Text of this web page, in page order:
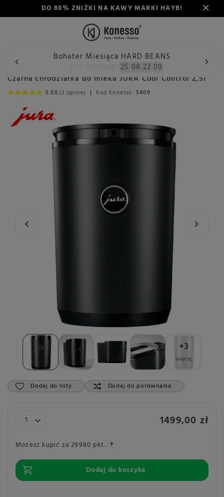
DO 80% ZNIŻKI NA KAWY MARKI HAYB!
Bohater Miesiąca HARD BEANS
25 08 22 09
Wstecz Konesso Konserwacja Akcesoria do ekspresów
+3
więcej
Czarna chłodziarka do mleka JURA Cool Control 2,5l
5.00 (3 opinie) Kod Konesso: 5409
Dodaj do listy Dodaj do porównania
1499,00 zł
Możesz kupić za29980 pkt.
Dodaj do koszyka